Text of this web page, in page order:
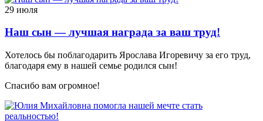
29 июля
Наш сын — лучшая награда за ваш труд!
Хотелось бы поблагодарить Ярослава Игоревичу за его труд,
благодаря ему в нашей семье родился сын!
Спасибо вам огромное!